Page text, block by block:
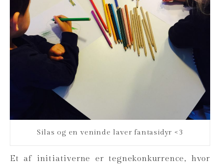
Silas og en veninde laver fantasidyr <3
Et af initiativerne er tegnekonkurrence, hvor